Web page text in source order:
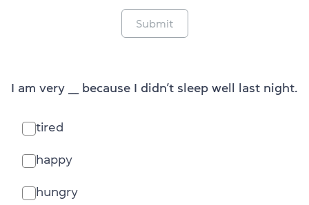
Submit
I am very ___ because I didn’t sleep well last night.
tired
happy
hungry